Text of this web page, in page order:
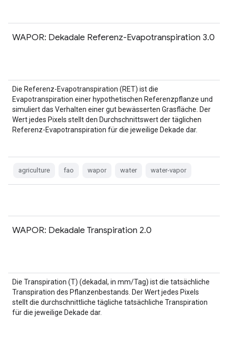
WAPOR: Dekadale Referenz-Evapotranspiration 3.0
Die Referenz-Evapotranspiration (RET) ist die
Evapotranspiration einer hypothetischen Referenzpflanze und
simuliert das Verhalten einer gut bewässerten Grasfläche. Der
Wert jedes Pixels stellt den Durchschnittswert der täglichen
Referenz-Evapotranspiration für die jeweilige Dekade dar.
agriculture fao wapor water water-vapor
WAPOR: Dekadale Transpiration 2.0
Die Transpiration (T) (dekadal, in mm/Tag) ist die tatsächliche
Transpiration des Pflanzenbestands. Der Wert jedes Pixels
stellt die durchschnittliche tägliche tatsächliche Transpiration
für die jeweilige Dekade dar.